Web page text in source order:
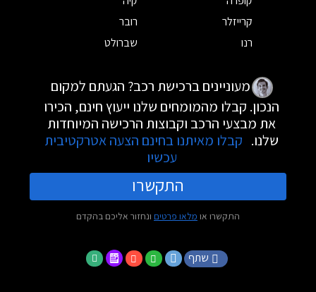
קרייזלר
רובר
רנו
שברולט
מעוניינים ברכישת רכב? הגעתם למקום
הנכון. קבלו מהמומחים שלנו ייעוץ חינם, הכירו
את מבצעי הרכב וקבוצות הרכישה המיוחדות
שלנו. קבלו מאיתנו בחינם הצעה אטרקטיבית
עכשיו
התקשרו
התקשרו או מלאו פרטים ונחזור אליכם בהקדם
שתף